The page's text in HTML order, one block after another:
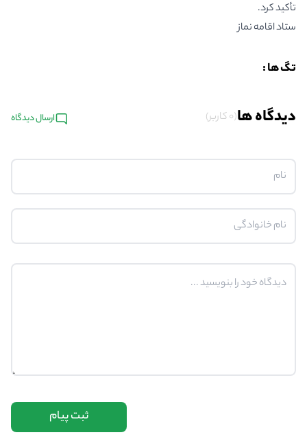
تأکید کرد.
ستاد اقامه نماز
تگ ها :
دیدگاه ها(0 کاربر) ارسال دیدگاه
ثبت پیام